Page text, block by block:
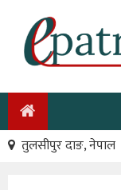
तुलसीपुर दाङ, नेपाल